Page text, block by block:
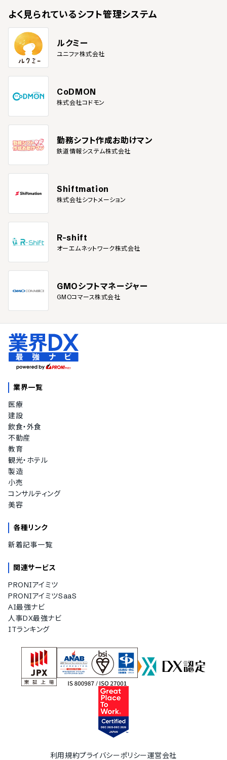
よく見られているシフト管理システム
ルクミー
ユニファ株式会社
CoDMON
株式会社コドモン
勤務シフト作成お助けマン
鉄道情報システム株式会社
Shiftmation
株式会社シフトメーション
R-shift
オーエムネットワーク株式会社
GMOシフトマネージャー
GMOコマース株式会社
業界一覧
医療
建設
飲食・外食
不動産
教育
観光・ホテル
製造
小売
コンサルティング
美容
各種リンク
新着記事一覧
関連サービス
PRONIアイミツ
PRONIアイミツSaaS
AI最強ナビ
人事DX最強ナビ
ITランキング
利用規約プライバシーポリシー運営会社